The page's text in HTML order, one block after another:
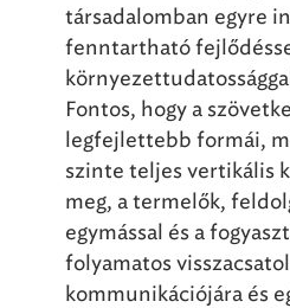
társadalomban egyre
fenntartható
Fontos, hogy a
legfejlettebb formái,
szinte teljes vertikális
meg, a termelők,
egymással és a
folyamatos
kommunikációjára és